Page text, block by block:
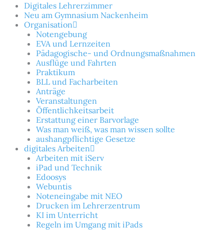
Digitales Lehrerzimmer
Neu am Gymnasium Nackenheim
Organisation
Notengebung
EVA und Lernzeiten
Pädagogische- und Ordnungsmaßnahmen
Ausflüge und Fahrten
Praktikum
BLL und Facharbeiten
Anträge
Veranstaltungen
Öffentlichkeitsarbeit
Erstattung einer Barvorlage
Was man weiß, was man wissen sollte
aushangpflichtige Gesetze
digitales Arbeiten
Arbeiten mit iServ
iPad und Technik
Edoosys
Webuntis
Noteneingabe mit NEO
Drucken im Lehrerzentrum
KI im Unterricht
Regeln im Umgang mit iPads